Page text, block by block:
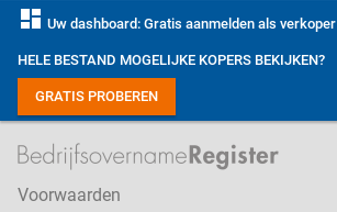
dashboard Uw dashboard: Gratis aanmelden als verkoper
HELE BESTAND MOGELIJKE KOPERS BEKIJKEN?
GRATIS PROBEREN
Voorwaarden